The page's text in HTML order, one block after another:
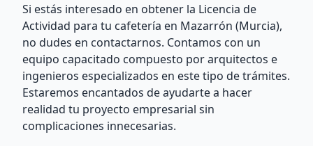
Si estás interesado en obtener la Licencia de
Actividad para tu cafetería en Mazarrón (Murcia),
no dudes en contactarnos. Contamos con un
equipo capacitado compuesto por arquitectos e
ingenieros especializados en este tipo de trámites.
Estaremos encantados de ayudarte a hacer
realidad tu proyecto empresarial sin
complicaciones innecesarias.